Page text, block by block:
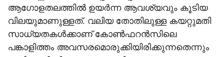
ആഗോളതലത്തില്‍ ഉയര്‍ന്ന ആവശ്യവും കൂടിയ
വിലയുമാണുള്ളത്. വലിയ തോതിലുള്ള കയറ്റുമതി
സാധ്യതകള്‍ക്കാണ് കോണ്‍ഫറന്‍സിലെ
പങ്കാളിത്തം അവസരമൊരുക്കിയിരിക്കുന്നതെന്നും